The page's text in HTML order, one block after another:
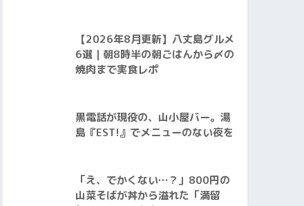
【2026年8月更新】八丈島グルメ
6選｜朝8時半の朝ごはんから〆の
焼肉まで実食レポ
黒電話が現役の、山小屋バー。湯
島『EST!』でメニューのない夜を
「え、でかくない…？」800円の
山菜そばが丼から溢れた「満留